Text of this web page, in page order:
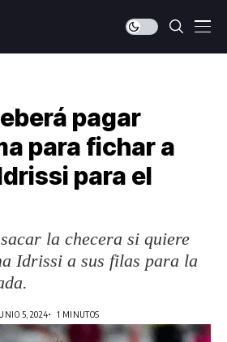
pagar
para fichar a
para el
la checera si quiere
Idrissi a sus filas para la
5, 2024 1 MINUTOS